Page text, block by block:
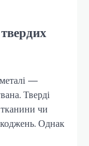
—
Тверді
чи
Однак